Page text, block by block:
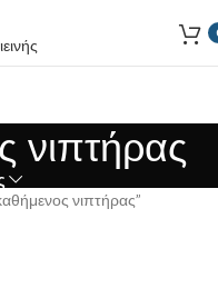
νιπτήρας
νιπτήρας”